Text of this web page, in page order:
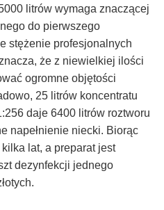
litrów wymaga znaczącej
do pierwszego
stężenie profesjonalnych
że z niewielkiej ilości
ogromne objętości
25 litrów koncentratu
daje 6400 litrów roztworu
napełnienie niecki. Biorąc
lat, a preparat jest
dezynfekcji jednego